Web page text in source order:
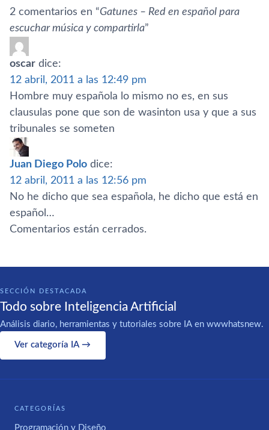
2 comentarios en “Gatunes – Red en español para
escuchar música y compartirla”
oscar dice:
12 abril, 2011 a las 12:49 pm
Hombre muy española lo mismo no es, en sus
clausulas pone que son de wasinton usa y que a sus
tribunales se someten
Juan Diego Polo dice:
12 abril, 2011 a las 12:56 pm
No he dicho que sea española, he dicho que está en
español…
Comentarios están cerrados.
SECCIÓN DESTACADA
Todo sobre Inteligencia Artificial
Análisis diario, herramientas y tutoriales sobre IA en wwwhatsnew.
Ver categoría IA →
CATEGORÍAS
Programación y Diseño